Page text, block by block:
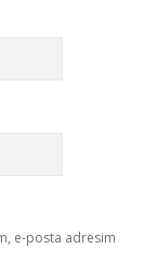
e-posta adresim